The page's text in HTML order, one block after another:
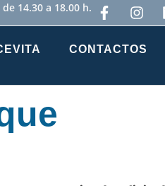
14.30 a 18.00 h.
CONTACTOS